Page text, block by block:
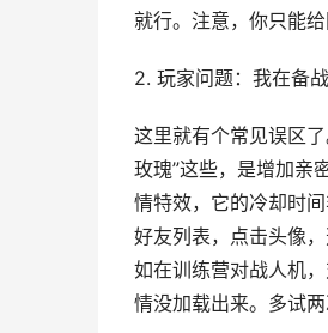
就行。注意，你只能
2. 玩家问题：我在备
这里就有个常见误区
玫瑰”这些，是增加亲
情特效，它的冷却时
好友列表，点击头像
如在训练营对战人机
情没加载出来。多试两